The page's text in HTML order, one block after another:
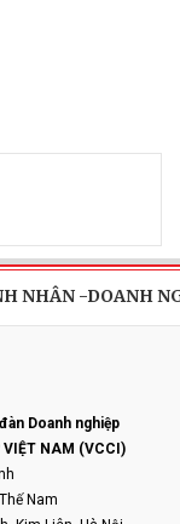
NHÂN -DOANH
Doanh nghiệp
VIỆT NAM (VCCI)
Nam